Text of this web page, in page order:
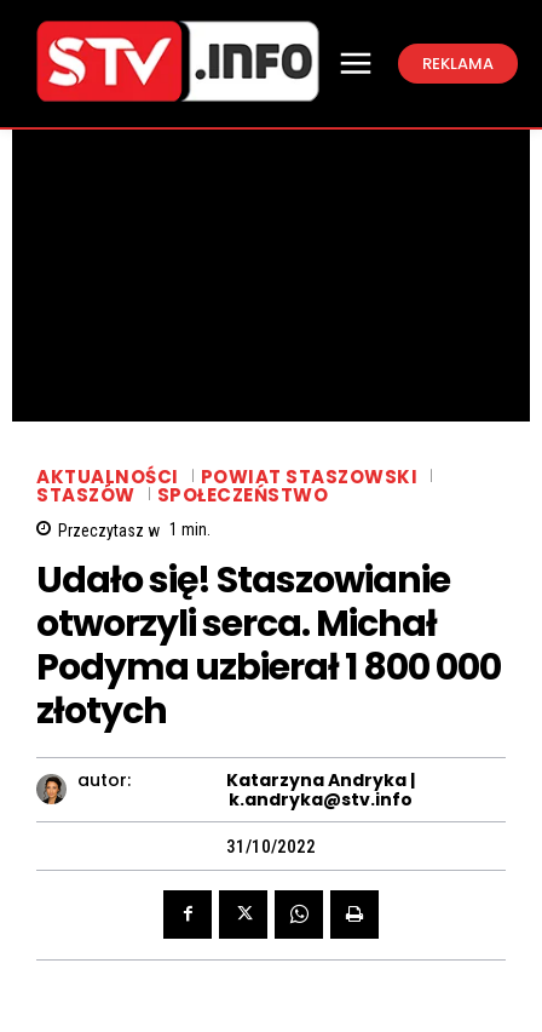
REKLAMA
AKTUALNOŚCI POWIAT STASZOWSKI
STASZÓW SPOŁECZEŃSTWO
Przeczytasz w 1 min.
Udało się! Staszowianie
otworzyli serca. Michał
Podyma uzbierał 1 800 000
złotych
autor:
Katarzyna Andryka |
k.andryka@stv.info
31/10/2022